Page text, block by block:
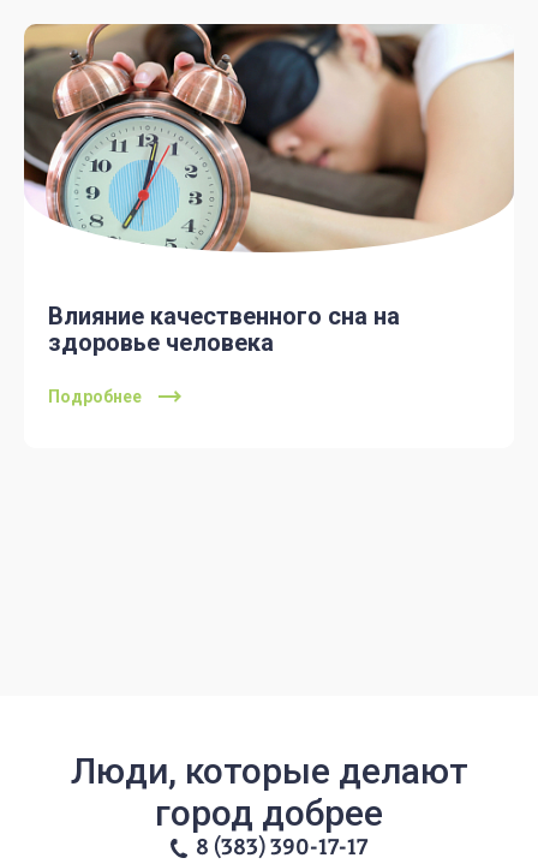
Влияние качественного сна на
здоровье человека
Подробнее
Люди, которые делают
город добрее
8 (383) 390-17-17